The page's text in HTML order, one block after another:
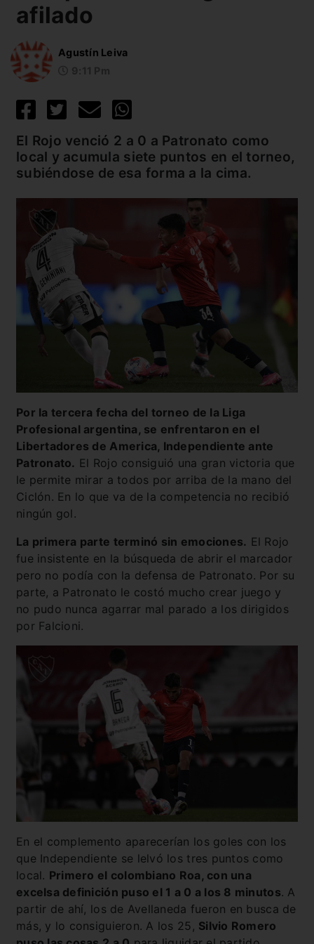
afilado
Agustín Leiva
El Rojo venció 2 a 0 a Patronato como
local y acumula siete puntos en el torneo,
subiéndose de esa forma a la cima.
Por la tercera fecha del torneo de la Liga
Profesional argentina, se enfrentaron en el
Libertadores de America, Independiente ante
Patronato. El Rojo consiguió una gran victoria que
le permite mirar a todos por arriba de la mano del
Ciclón. En lo que va de la competencia no recibió
ningún gol.
La primera parte terminó sin emociones. El Rojo
fue insistente en la búsqueda de abrir el marcador
pero no podía con la defensa de Patronato. Por su
parte, a Patronato le costó mucho crear juego y
no pudo nunca agarrar mal parado a los dirigidos
por Falcioni.
En el complemento aparecerían los goles con los
que Independiente se lelvó los tres puntos como
local. Primero el colombiano Roa, con una
excelsa definición puso el 1 a 0 a los 8 minutos. A
partir de ahí, los de Avellaneda fueron en busca de
más, y lo consiguieron. A los 25, Silvio Romero